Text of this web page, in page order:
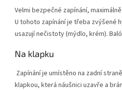
Velmi bezpečné zapínání,
U tohoto zapínání je třeba zvýšené
usazují nečistoty (mýdlo, krém).
Na klapku
Zapínání je umístěno na zadní
klapkou, která náušnici uzavře a